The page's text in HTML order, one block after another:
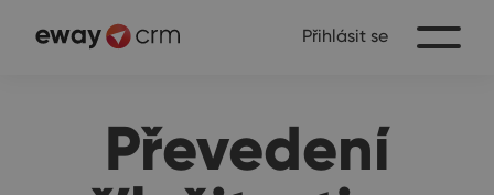
Přihlásit se
Převedení